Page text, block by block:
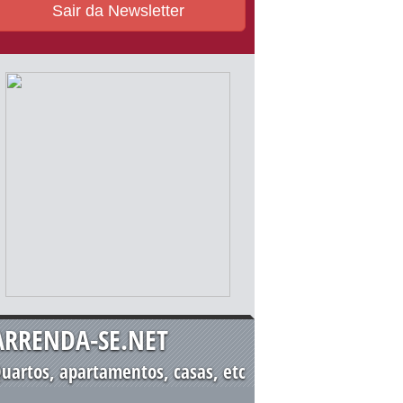
Sair da Newsletter
SE.NET
apartamentos, casas, etc